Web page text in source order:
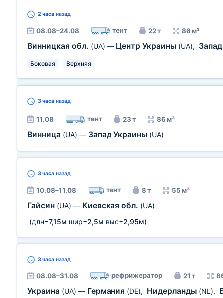
2 часа назад
08.08–24.08 тент 22 т 86 м³
Винницкая обл. (UA) — Центр Украины (UA),
Боковая Верхняя
3 часа назад
11.08 тент 23 т 86 м³
Винница (UA) — Запад Украины (UA)
3 часа назад
10.08–11.08 тент 8 т 55 м³
Гайсин (UA) — Киевская обл. (UA)
(длн=7,15м шир=2,5м выс=2,95м)
3 часа назад
08.08–31.08 рефрижератор 21 т
Украина (UA) — Германия (DE), Нидерланды (NL),